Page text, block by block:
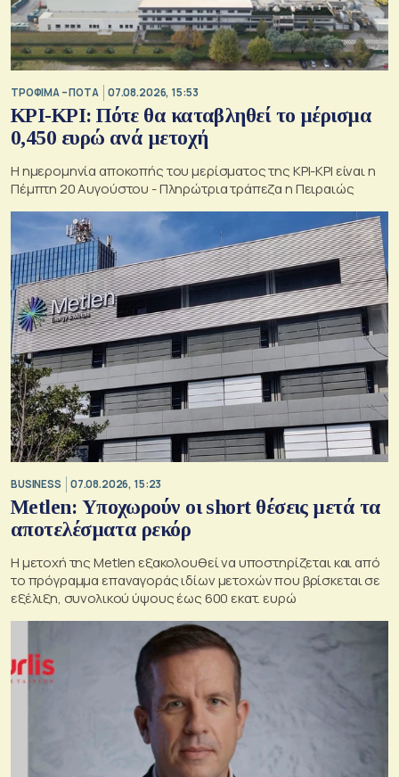
ΤΡΟΦΙΜΑ – ΠΟΤΑ 07.08.2026, 15:53
ΚΡΙ-ΚΡΙ: Πότε θα καταβληθεί το μέρισμα
0,450 ευρώ ανά μετοχή
Η ημερομηνία αποκοπής του μερίσματος της ΚΡΙ-ΚΡΙ είναι η
Πέμπτη 20 Αυγούστου - Πληρώτρια τράπεζα η Πειραιώς
BUSINESS 07.08.2026, 15:23
Metlen: Υποχωρούν οι short θέσεις μετά τα
αποτελέσματα ρεκόρ
Η μετοχή της Metlen εξακολουθεί να υποστηρίζεται και από
το πρόγραμμα επαναγοράς ιδίων μετοχών που βρίσκεται σε
εξέλιξη, συνολικού ύψους έως 600 εκατ. ευρώ